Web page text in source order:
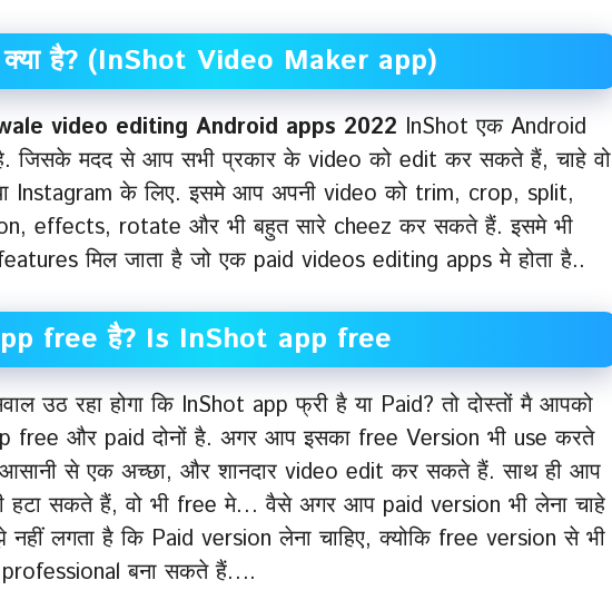
है? (InShot Video Maker app)
video editing Android apps 2022 InShot एक Android
जिसके मदद से आप सभी प्रकार के video को edit कर सकते हैं, चाहे वो
Instagram के लिए. इसमे आप अपनी video को trim, crop, split,
effects, rotate और भी बहुत सारे cheez कर सकते हैं. इसमे भी
मिल जाता है जो एक paid videos editing apps मे होता है..
free है? Is InShot app free
उठ रहा होगा कि InShot app फ्री है या Paid? तो दोस्तों मै आपको
free और paid दोनों है. अगर आप इसका free Version भी use करते
से एक अच्छा, और शानदार video edit कर सकते हैं. साथ ही आप
हटा सकते हैं, वो भी free मे… वैसे अगर आप paid version भी लेना चाहे
लगता है कि Paid version लेना चाहिए, क्योकि free version से भी
बना सकते हैं….